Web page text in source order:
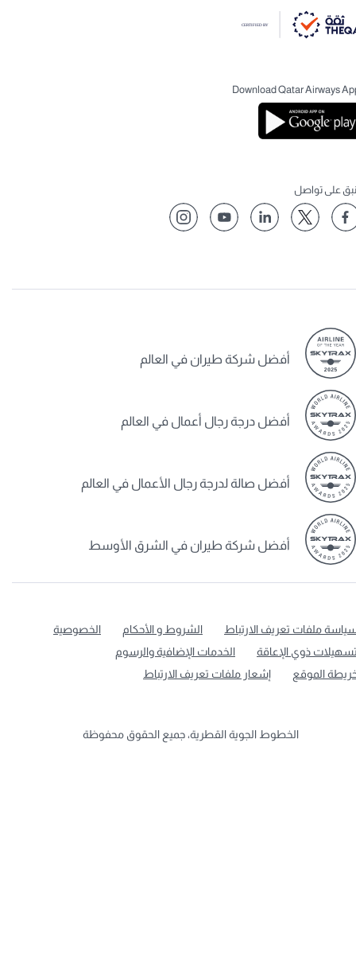
Download Qatar Airways
على تواصل
أفضل شركة طيران في العالم
أفضل درجة رجال أعمال في العالم
أفضل صالة لدرجة رجال الأعمال في العالم
أفضل شركة طيران في الشرق الأوسط
ملفات تعريف الارتباط الشروط و الأحكام
الخصوصية
ذوي الإعاقة
الخدمات الإضافية والرسوم
الموقع
إشعار ملفات تعريف الارتباط
الخطوط الجوية القطرية، جميع الحقوق محفوظة